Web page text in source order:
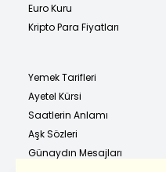
Euro Kuru
Kripto Para Fiyatları
Yemek Tarifleri
Ayetel Kürsi
Saatlerin Anlamı
Aşk Sözleri
Günaydın Mesajları